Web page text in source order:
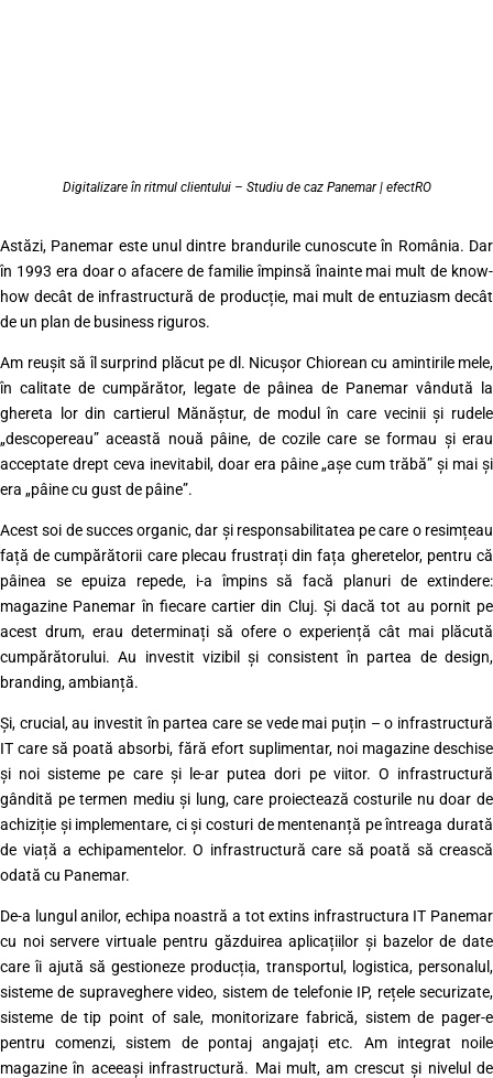
Digitalizare în ritmul clientului – Studiu de caz Panemar | efectRO
Astăzi, Panemar este unul dintre brandurile cunoscute în România. Dar
în 1993 era doar o afacere de familie împinsă înainte mai mult de know-
how decât de infrastructură de producție, mai mult de entuziasm decât
de un plan de business riguros.
Am reușit să îl surprind plăcut pe dl. Nicușor Chiorean cu amintirile mele,
în calitate de cumpărător, legate de pâinea de Panemar vândută la
ghereta lor din cartierul Mănăștur, de modul în care vecinii și rudele
„descopereau” această nouă pâine, de cozile care se formau și erau
acceptate drept ceva inevitabil, doar era pâine „așe cum trăbă” și mai și
era „pâine cu gust de pâine”.
Acest soi de succes organic, dar și responsabilitatea pe care o resimțeau
față de cumpărătorii care plecau frustrați din fața gheretelor, pentru că
pâinea se epuiza repede, i-a împins să facă planuri de extindere:
magazine Panemar în fiecare cartier din Cluj. Și dacă tot au pornit pe
acest drum, erau determinați să ofere o experiență cât mai plăcută
cumpărătorului. Au investit vizibil și consistent în partea de design,
branding, ambianță.
Și, crucial, au investit în partea care se vede mai puțin – o infrastructură
IT care să poată absorbi, fără efort suplimentar, noi magazine deschise
și noi sisteme pe care și le-ar putea dori pe viitor. O infrastructură
gândită pe termen mediu și lung, care proiectează costurile nu doar de
achiziție și implementare, ci și costuri de mentenanță pe întreaga durată
de viață a echipamentelor. O infrastructură care să poată să crească
odată cu Panemar.
De-a lungul anilor, echipa noastră a tot extins infrastructura IT Panemar
cu noi servere virtuale pentru găzduirea aplicațiilor și bazelor de date
care îi ajută să gestioneze producția, transportul, logistica, personalul,
sisteme de supraveghere video, sistem de telefonie IP, rețele securizate,
sisteme de tip point of sale, monitorizare fabrică, sistem de pager-e
pentru comenzi, sistem de pontaj angajați etc. Am integrat noile
magazine în aceeași infrastructură. Mai mult, am crescut și nivelul de